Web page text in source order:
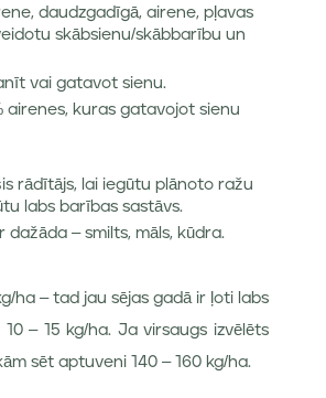
daudzgadīgā, airene, pļavas
skābsienu/skābbarību un
vai gatavot sienu.
airenes, kuras gatavojot sienu
rādītājs, lai iegūtu plānoto ražu
labs barības sastāvs.
– smilts, māls, kūdra.
ha – tad jau sējas gadā ir ļoti labs
– 15 kg/ha. Ja virsaugs izvēlēts
sēt aptuveni 140 – 160 kg/ha.